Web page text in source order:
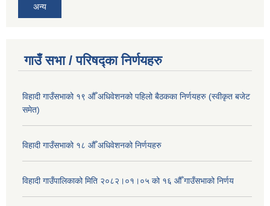
अन्य
गाउँ सभा / परिषद्का निर्णयहरु
विहादी गाउँसभाको १९ औँ अधिवेशनको पहिलो बैठकका निर्णयहरु (स्वीकृत बजेट
समेत)
विहादी गाउँसभाको १८ औँ अधिवेशनको निर्णयहरु
विहादी गाउँपालिकाको मिति २०८२।०१।०५ को १६ औँ गाउँसभाको निर्णय